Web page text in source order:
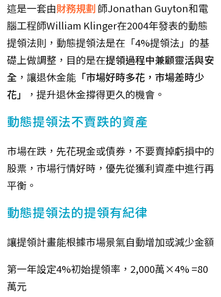
這是一套由財務規劃 師Jonathan Guyton和電
腦工程師William Klinger在2004年發表的動態
提領法則，動態提領法是在「4%提領法」的基
礎上做調整，目的是在提領過程中兼顧靈活與安
全 ，讓退休金能 「市場好時多花，市場差時少
花」
，提升退休金撐得更久的機會。
動態提領法不賣跌的資產
市場在跌，先花現金或債券，不要賣掉虧損中的
股票，市場行情好時，優先從獲利資產中進行再
平衡。
動態提領法的提領有紀律
讓提領計畫能根據市場景氣自動增加或減少金額
第一年設定4%初始提領率，2,000萬×4% =80
萬元